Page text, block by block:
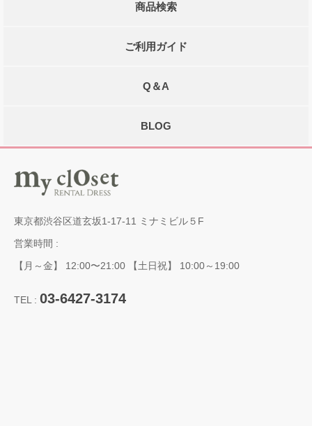
商品検索
ご利用ガイド
Q＆A
BLOG
東京都渋谷区道玄坂1-17-11 ミナミビル５F
営業時間 :
【月～金】 12:00〜21:00 【土日祝】 10:00～19:00
TEL : 03-6427-3174